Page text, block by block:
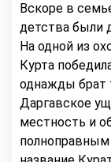
Вскоре в
детства были
На одной из
Курта
однажды брат
Даргавское
местность и
полноправным